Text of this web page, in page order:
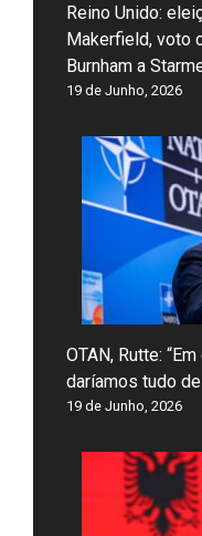
Reino Unido:
Makerfield, voto
Burnham a
19 de Junho, 2026
OTAN, Rutte:
daríamos tudo
19 de Junho, 2026